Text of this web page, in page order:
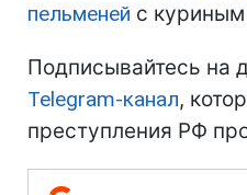
пельменей с
Подписывайтесь на
Telegram-канал,
преступления РФ